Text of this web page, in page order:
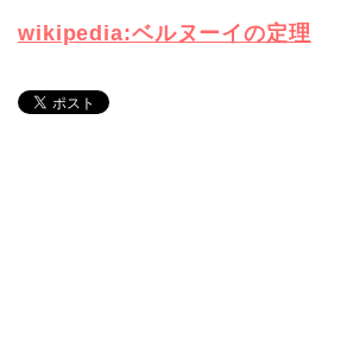
wikipedia:ベルヌーイの定理